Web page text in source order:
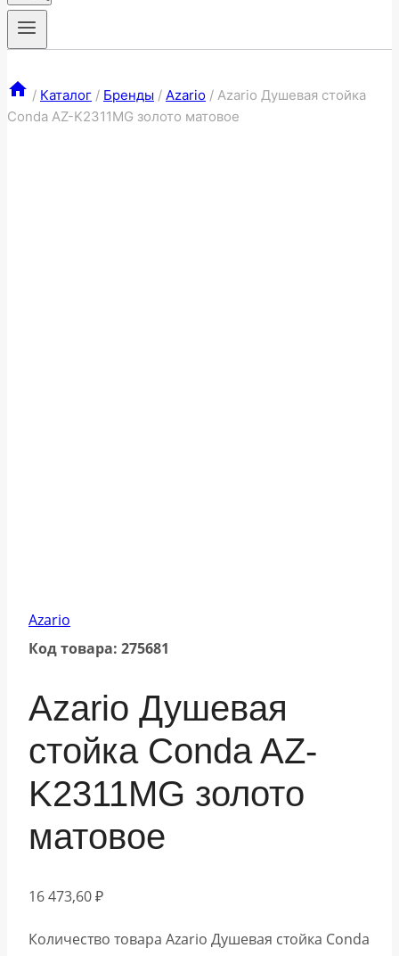
/ Каталог / Бренды / Azario / Azario Душевая стойка
Conda AZ-K2311MG золото матовое
Azario
Код товара: 275681
Azario Душевая
стойка Conda AZ-
K2311MG золото
матовое
16 473,60₽
Количество товара Azario Душевая стойка Conda